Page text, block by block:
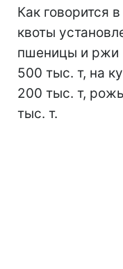
Как говорится
квоты
пшеницы и ржи
500 тыс. т, на
200 тыс. т,
тыс. т.